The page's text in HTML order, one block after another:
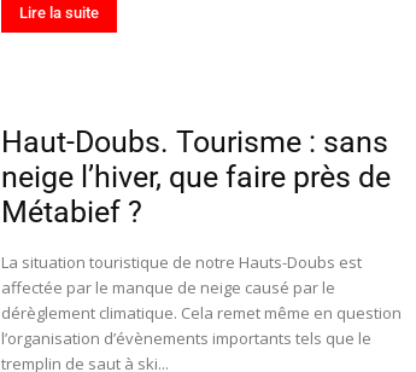
Lire la suite
Haut-Doubs. Tourisme : sans
neige l’hiver, que faire près de
Métabief ?
La situation touristique de notre Hauts-Doubs est
affectée par le manque de neige causé par le
dérèglement climatique. Cela remet même en question
l’organisation d’évènements importants tels que le
tremplin de saut à ski...